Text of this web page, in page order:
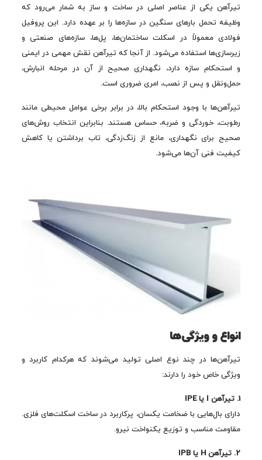
تیرآهن یکی از عناصر اصلی در ساخت و ساز به شمار می‌رود که
وظیفه تحمل بارهای سنگین در سازه‌ها را بر عهده دارد. این پروفیل
فولادی معمولاً در اسکلت ساختمان‌ها، پل‌ها، سازه‌های صنعتی و
زیرسازی‌ها استفاده می‌شود. از آنجا که تیرآهن نقش مهمی در ایمنی
و استحکام سازه دارد، نگهداری صحیح از آن در مرحله انبارش،
حمل‌ونقل و پس از نصب، امری ضروری است.
تیرآهن‌ها با وجود استحکام بالا، در برابر برخی عوامل محیطی مانند
رطوبت، خوردگی و ضربه، حساس هستند. بنابراین انتخاب روش‌های
صحیح برای نگهداری، مانع از زنگ‌زدگی، تاب برداشتن یا کاهش
کیفیت فنی آن‌ها می‌شود.
انواع و ویژگی‌ها
تیرآهن‌ها در چند نوع اصلی تولید می‌شوند که هرکدام کاربرد و
ویژگی خاص خود را دارند:
1. تیرآهن I یا IPE
دارای بال‌هایی با ضخامت یکسان، پرکاربرد در ساخت اسکلت‌های فلزی.
مقاومت مناسب و توزیع یکنواخت نیرو.
2. تیرآهن H یا IPB